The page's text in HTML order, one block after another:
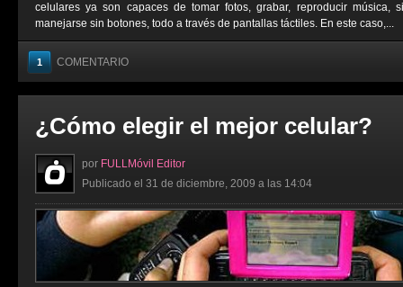
celulares ya son capaces de tomar fotos, grabar, reproducir música,
manejarse sin botones, todo a través de pantallas táctiles. En este caso,...
1 COMENTARIO
¿Cómo elegir el mejor celular?
por FULLMóvil Editor
Publicado el 31 de diciembre, 2009 a las 14:04